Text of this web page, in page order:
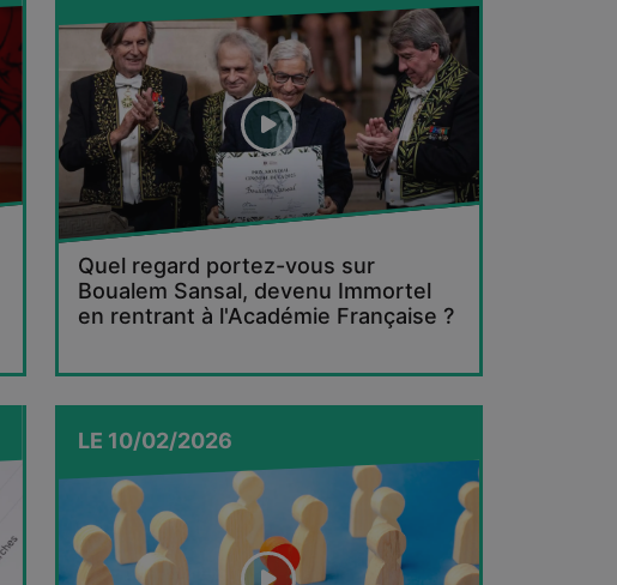
Quel regard portez-vous sur
Boualem Sansal, devenu Immortel
en rentrant à l'Académie Française ?
LE 10/02/2026